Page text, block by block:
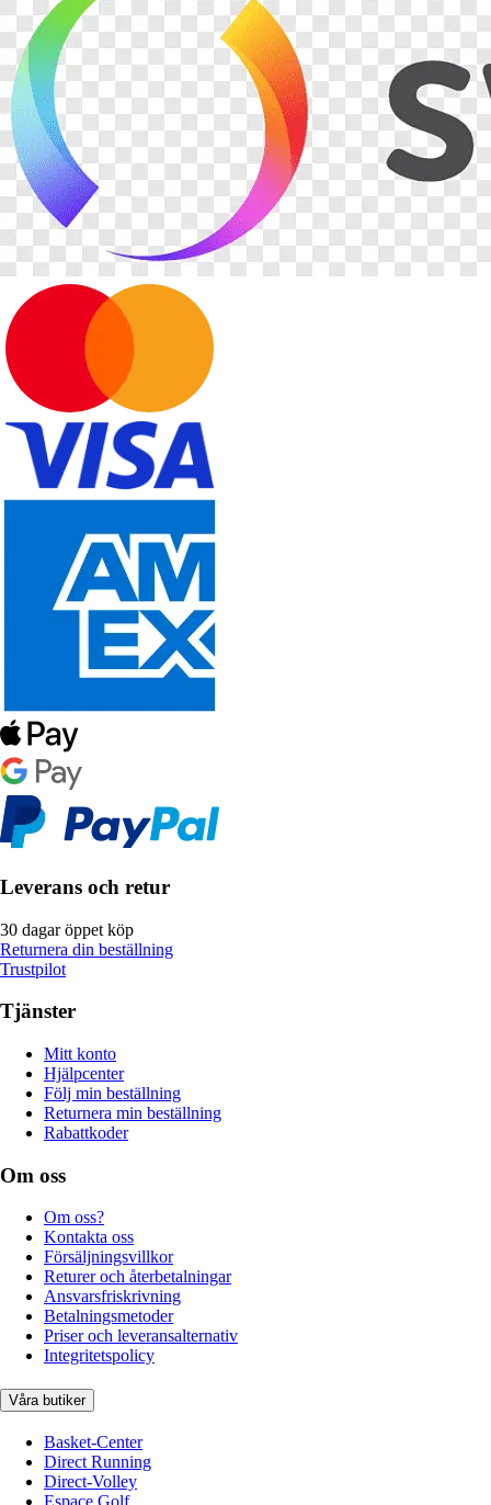
Leverans och retur
30 dagar öppet köp
Returnera din beställning
Trustpilot
Tjänster
Mitt konto
Hjälpcenter
Följ min beställning
Returnera min beställning
Rabattkoder
Om oss
Om oss?
Kontakta oss
Försäljningsvillkor
Returer och återbetalningar
Ansvarsfriskrivning
Betalningsmetoder
Priser och leveransalternativ
Integritetspolicy
Våra butiker
Basket-Center
Direct Running
Direct-Volley
Espace Golf